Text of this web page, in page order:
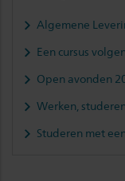
Algemene
Een cursus
Open avonden
Werken,
Studeren met